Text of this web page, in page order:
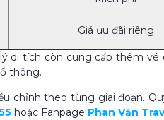
Giá ưu đãi riêng
di tích còn cung cấp thêm
thông.
chỉnh theo từng giai đoạn.
hoặc Fanpage Phan Văn